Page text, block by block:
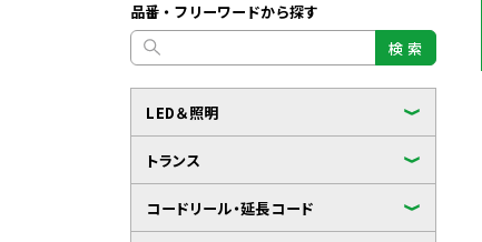
品番・フリーワードから探す
検 索
LED＆照明
トランス
コードリール・延長コード